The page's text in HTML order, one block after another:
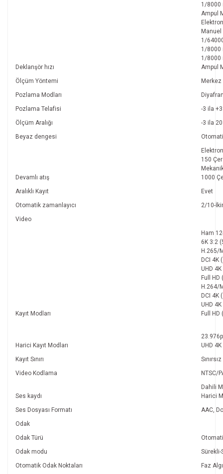
Deklanşör hızı
1/8000
Ampul
1/
1/8000
1/8000
Ampul
Ölçüm Yöntemi
Merkez
Pozlama Modları
Pozlama Telafisi
-3 ila
Ölçüm Aralığı
-3 ila
Beyaz dengesi
Devamlı atış
150
1000
Aralıklı Kayıt
Evet
Otomatik zamanlayıcı
2/10-
Video
Kayıt Modları
Ham
6K 3:2
H.265/
DCI
UHD
Full
H.264/
DCI
UHD
Full
Harici Kayıt Modları
UHD
Kayıt Sınırı
Sınırsız
Video Kodlama
NTSC/
Ses kaydı
Dahili
Harici
Ses Dosyası Formatı
AAC,
Odak
Odak Türü
Odak modu
Sürekli-
Otomatik Odak Noktaları
Faz